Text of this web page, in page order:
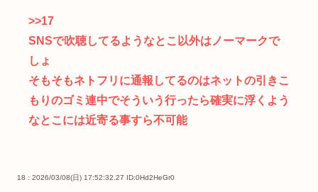
>>17
SNSで吹聴してるようなとこ以外はノーマークで
しょ
そもそもネトフリに通報してるのはネットの引きこ
もりのゴミ連中でそういう行ったら確実に浮くよう
なとこには近寄る事すら不可能
18 : 2026/03/08(日) 17:52:32.27 ID:0Hd2HeGr0